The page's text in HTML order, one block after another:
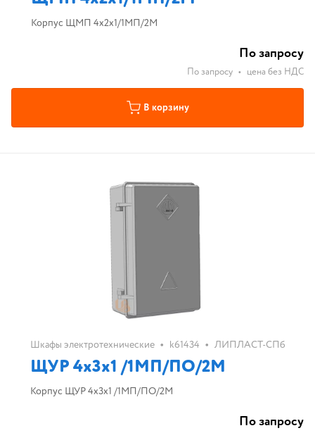
Корпус ЩМП 4х2х1/1МП/2М
По запросу
По запросу • цена без НДС
В корзину
Шкафы электротехнические • k61434 • ЛИПЛАСТ-СПб
ЩУР 4х3х1 /1МП/ПО/2М
Корпус ЩУР 4х3х1 /1МП/ПО/2М
По запросу